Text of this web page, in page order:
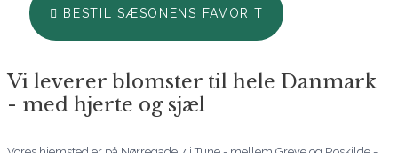
BESTIL SÆSONENS FAVORIT
Vi leverer blomster til hele Danmark
- med hjerte og sjæl